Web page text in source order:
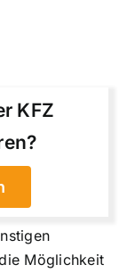
KFZ
Möglichkeit